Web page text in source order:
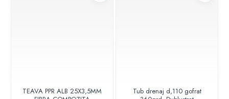
TEAVA PPR ALB 25X3,5MM
Tub drenaj d,110 gofrat